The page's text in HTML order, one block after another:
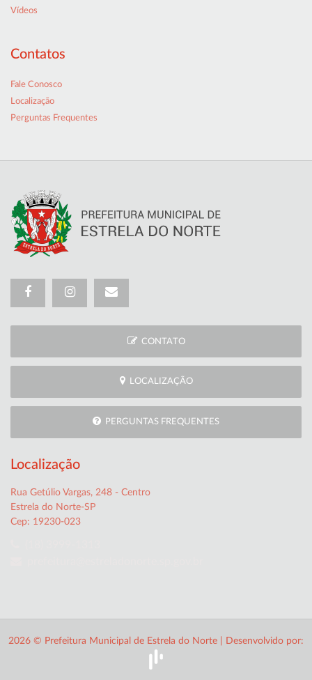
Vídeos
Contatos
Fale Conosco
Localização
Perguntas Frequentes
CONTATO
LOCALIZAÇÃO
PERGUNTAS FREQUENTES
Localização
Rua Getúlio Vargas, 248 - Centro
Estrela do Norte-SP
Cep: 19230-023
2026 © Prefeitura Municipal de Estrela do Norte | Desenvolvido por: